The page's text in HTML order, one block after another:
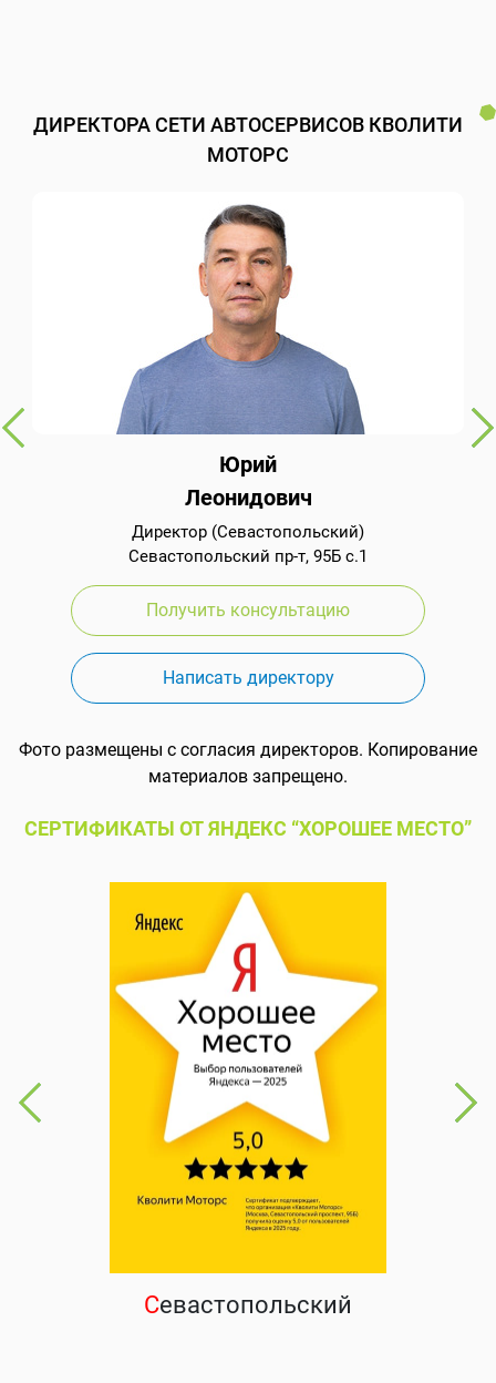
ДИРЕКТОРА СЕТИ АВТОСЕРВИСОВ КВОЛИТИ
МОТОРС
Юрий
Леонидович
Директор (Севастопольский)
Севастопольский пр-т, 95Б с.1
Получить консультацию
Написать директору
Фото размещены с согласия директоров. Копирование
материалов запрещено.
СЕРТИФИКАТЫ ОТ ЯНДЕКС “ХОРОШЕЕ МЕСТО”
Севастопольский